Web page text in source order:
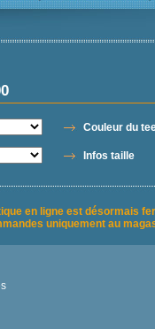
Couleur du
Infos taille
en ligne est désormais
uniquement au